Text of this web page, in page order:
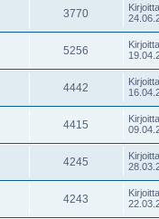
3770
5256
4442
4415
4245
4243